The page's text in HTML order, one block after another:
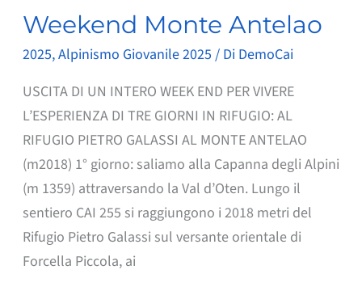
Weekend Monte Antelao
2025,Alpinismo Giovanile 2025 / Di DemoCai
USCITA DI UN INTERO WEEK END PER VIVERE
L’ESPERIENZA DI TRE GIORNI IN RIFUGIO: AL
RIFUGIO PIETRO GALASSI AL MONTE ANTELAO
(m2018) 1° giorno: saliamo alla Capanna degli Alpini
(m 1359) attraversando la Val d’Oten. Lungo il
sentiero CAI 255 si raggiungono i 2018 metri del
Rifugio Pietro Galassi sul versante orientale di
Forcella Piccola, ai